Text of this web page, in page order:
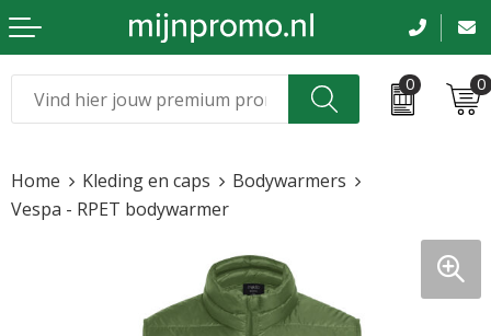
0 0
Kleding & caps
Sinterklaas
Home Kleding en caps
Bodywarmers
Vespa - RPET bodywarmer